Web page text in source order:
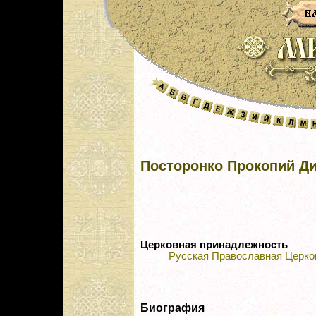
Посторонко Прокопий
Церковная принадлежность
Русская Православная
Биография